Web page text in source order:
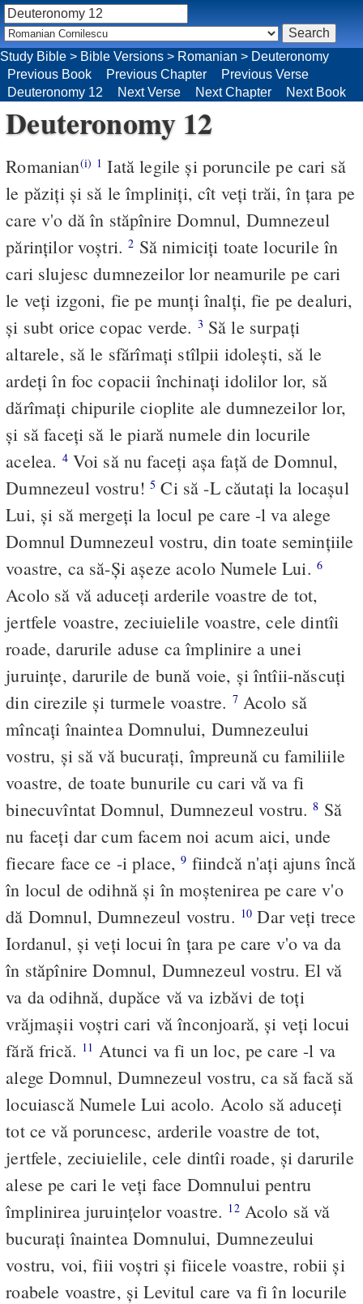
Study Bible > Bible Versions > Romanian > Deuteronomy
Previous Book
Previous Chapter
Previous Verse
Deuteronomy 12
Next Verse Next Chapter Next Book
Deuteronomy 12
Romanian(i) 1 Iată legile şi poruncile pe cari să
le păziţi şi să le împliniţi, cît veţi trăi, în ţara pe
care v'o dă în stăpînire Domnul, Dumnezeul
părinţilor voştri.2 Să nimiciţi toate locurile în
cari slujesc dumnezeilor lor neamurile pe cari
le veţi izgoni, fie pe munţi înalţi, fie pe dealuri,
şi subt orice copac verde. 3 Să le surpaţi
altarele, să le sfărîmaţi stîlpii idoleşti, să le
ardeţi în foc copacii închinaţi idolilor lor, să
dărîmaţi chipurile cioplite ale dumnezeilor lor,
şi să faceţi să le piară numele din locurile
acelea. 4Voi să nu faceţi aşa faţă de Domnul,
Dumnezeul vostru!5 Ci să -L căutaţi la locaşul
Lui, şi să mergeţi la locul pe care -l va alege
Domnul Dumnezeul vostru, din toate seminţiile
voastre, ca să-Şi aşeze acolo Numele Lui. 6
Acolo să vă aduceţi arderile voastre de tot,
jertfele voastre, zeciuielile voastre, cele dintîi
roade, darurile aduse ca împlinire a unei
juruinţe, darurile de bună voie, şi întîii-născuţi
din cirezile şi turmele voastre. 7Acolo să
mîncaţi înaintea Domnului, Dumnezeului
vostru, şi să vă bucuraţi, împreună cu familiile
voastre, de toate bunurile cu cari vă va fi
binecuvîntat Domnul, Dumnezeul vostru.8 Să
nu faceţi dar cum facem noi acum aici, unde
fiecare face ce -i place,9 fiindcă n'aţi ajuns încă
în locul de odihnă şi în moştenirea pe care v'o
dă Domnul, Dumnezeul vostru. 10 Dar veţi trece
Iordanul, şi veţi locui în ţara pe care v'o va da
în stăpînire Domnul, Dumnezeul vostru. El vă
va da odihnă, dupăce vă va izbăvi de toţi
vrăjmaşii voştri cari vă înconjoară, şi veţi locui
fără frică. 11 Atunci va fi un loc, pe care -l va
alege Domnul, Dumnezeul vostru, ca să facă să
locuiască Numele Lui acolo. Acolo să aduceţi
tot ce vă poruncesc, arderile voastre de tot,
jertfele, zeciuielile, cele dintîi roade, şi darurile
alese pe cari le veţi face Domnului pentru
împlinirea juruinţelor voastre. 12Acolo să vă
bucuraţi înaintea Domnului, Dumnezeului
vostru, voi, fiii voştri şi fiicele voastre, robii şi
roabele voastre, şi Levitul care va fi în locurile